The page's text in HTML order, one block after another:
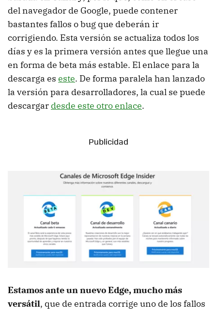
del navegador de Google, puede contener
bastantes fallos o bug que deberán ir
corrigiendo. Esta versión se actualiza todos los
días y es la primera versión antes que llegue una
en forma de beta más estable. El enlace para la
descarga es este. De forma paralela han lanzado
la versión para desarrolladores, la cual se puede
descargar desde este otro enlace.
Estamos ante un nuevo Edge, mucho más
versátil, que de entrada corrige uno de los fallos